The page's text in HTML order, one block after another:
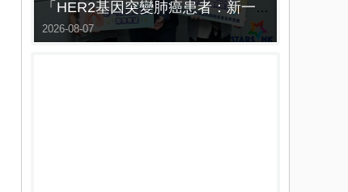
「HER2基因突變肺癌患者：新一代口服標靶藥帶來希望」， 促請政府加快納入藥物名冊，助患者及早受惠
2026-08-07